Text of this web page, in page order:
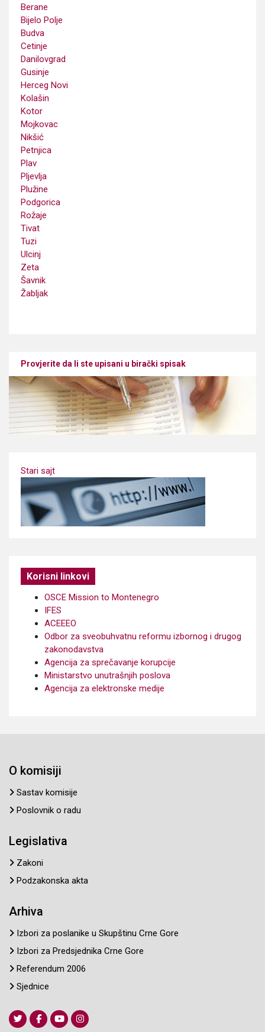
Berane
Bijelo Polje
Budva
Cetinje
Danilovgrad
Gusinje
Herceg Novi
Kolašin
Kotor
Mojkovac
Nikšić
Petnjica
Plav
Pljevlja
Plužine
Podgorica
Rožaje
Tivat
Tuzi
Ulcinj
Zeta
Šavnik
Žabljak
Provjerite da li ste upisani u birački spisak
Stari sajt
Korisni linkovi
OSCE Mission to Montenegro
IFES
ACEEEO
Odbor za sveobuhvatnu reformu izbornog i drugog
zakonodavstva
Agencija za sprečavanje korupcije
Ministarstvo unutrašnjih poslova
Agencija za elektronske medije
O komisiji
Sastav komisije
Poslovnik o radu
Legislativa
Zakoni
Podzakonska akta
Arhiva
Izbori za poslanike u Skupštinu Crne Gore
Izbori za Predsjednika Crne Gore
Referendum 2006
Sjednice